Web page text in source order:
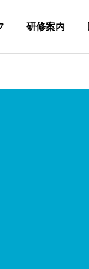
研修案内